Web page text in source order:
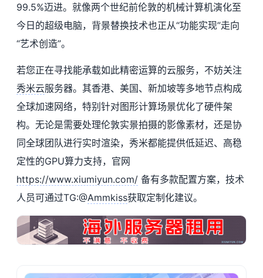
99.5%迈进。就像两个世纪前伦敦的机械计算机演化至
今日的超级电脑，背景替换技术也正从“功能实现”走向
“艺术创造”。
若您正在寻找能承载如此精密运算的云服务，不妨关注
秀米云服务器。其香港、美国、新加坡等多地节点构成
全球加速网络，特别针对图形计算场景优化了硬件架
构。无论是需要处理伦敦实景拍摄的影像素材，还是协
同全球团队进行实时渲染，秀米都能提供低延迟、高稳
定性的GPU算力支持，官网
https://www.xiumiyun.com/ 备有多款配置方案，技术
人员可通过TG:@Ammkiss获取定制化建议。